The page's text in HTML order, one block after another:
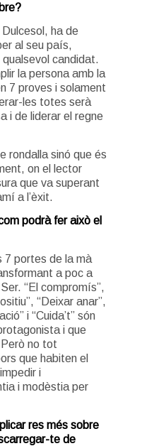
ha de
al seu país,
candidat.
la persona amb la
7 proves i solament
les totes serà
i de liderar el regne
rondalla sinó que és
on el lector
que va superant
a l’èxit.
podrà fer això el
7 portes de la mà
a poc a
“El compromís”,
“Deixar anar”,
i “Cuida’t” són
i que
no tot
que habiten el
i
i modèstia per
res més sobre
te de